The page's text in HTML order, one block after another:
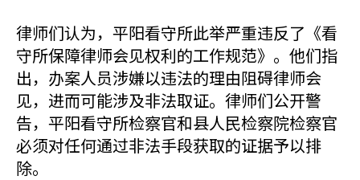
律师们认为，平阳看守所此举严重违反了《看
守所保障律师会见权利的工作规范》。他们指
出，办案人员涉嫌以违法的理由阻碍律师会
见，进而可能涉及非法取证。律师们公开警
告，平阳看守所检察官和县人民检察院检察官
必须对任何通过非法手段获取的证据予以排
除。